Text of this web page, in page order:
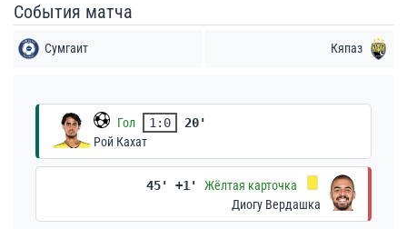
События матча
Сумгаит Кяпаз
Гол 1:0
20'
Рой Кахат
45' +1'
Жёлтая карточка
Диогу Вердашка